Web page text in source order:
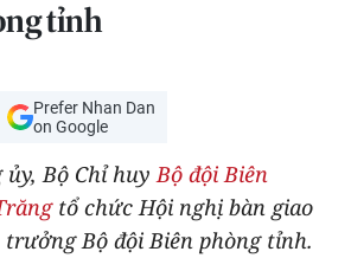
tỉnh
Prefer Nhan Dan
on Google
ủy, Bộ Chỉ huyBộ đội Biên
tổ chức Hội nghị bàn giao
Bộ đội Biên phòng tỉnh.